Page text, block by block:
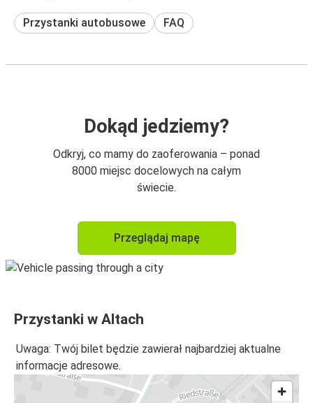
Przystanki autobusowe FAQ
Dokąd jedziemy?
Odkryj, co mamy do zaoferowania – ponad
8000 miejsc docelowych na całym
świecie.
Przeglądaj mapę
Przystanki w Altach
Uwaga: Twój bilet będzie zawierał najbardziej aktualne
informacje adresowe.